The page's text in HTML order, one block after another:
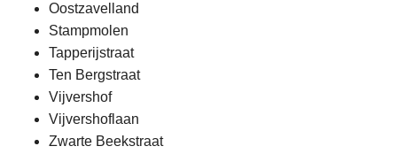
Oostzavelland
Stampmolen
Tapperijstraat
Ten Bergstraat
Vijvershof
Vijvershoflaan
Zwarte Beekstraat